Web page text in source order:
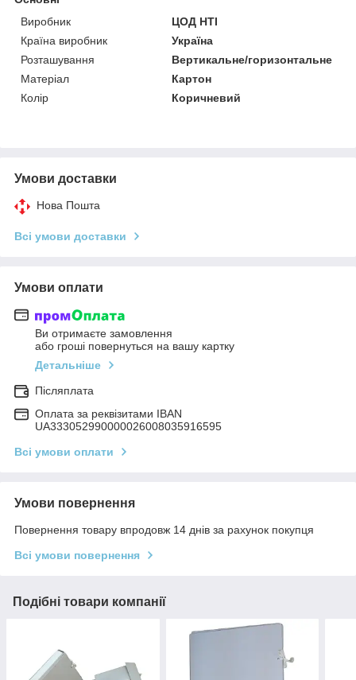
Виробник
ЦОД НТІ
Країна виробник
Україна
Розташування
Вертикальне/горизонтальне
Матеріал
Картон
Колір
Коричневий
Умови доставки
Нова Пошта
Всі умови доставки
Умови оплати
Ви отримаєте замовлення
або гроші повернуться на вашу картку
Детальніше
Післяплата
Оплата за реквізитами IBAN
UA333052990000026008035916595
Всі умови оплати
Умови повернення
Повернення товару впродовж 14 днів за рахунок покупця
Всі умови повернення
Подібні товари компанії